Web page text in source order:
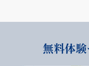
無料体